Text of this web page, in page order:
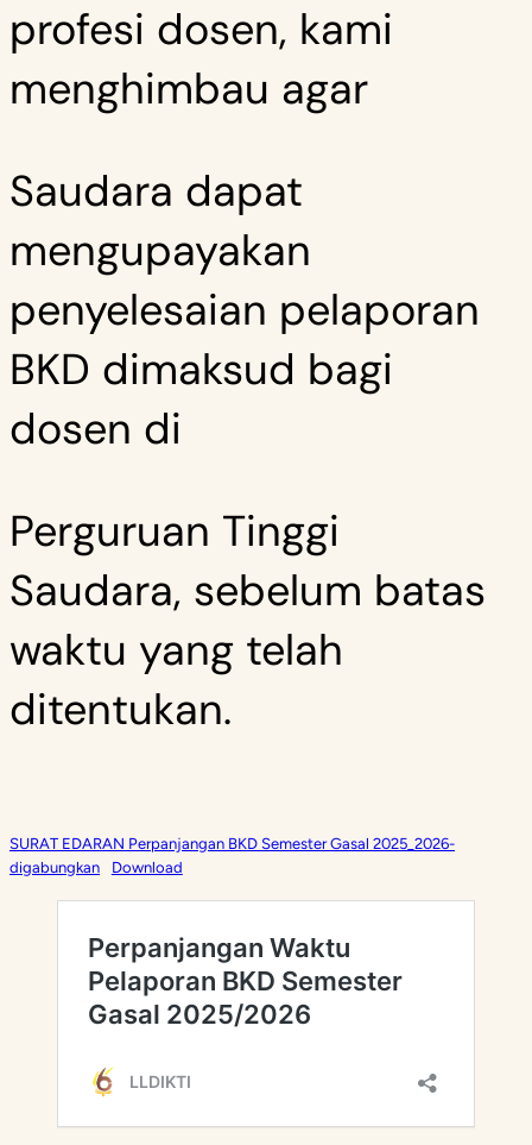
profesi dosen, kami
menghimbau agar
Saudara dapat
mengupayakan
penyelesaian pelaporan
BKD dimaksud bagi
dosen di
Perguruan Tinggi
Saudara, sebelum batas
waktu yang telah
ditentukan.
SURAT EDARAN Perpanjangan BKD Semester Gasal 2025_2026-
digabungkan
Download